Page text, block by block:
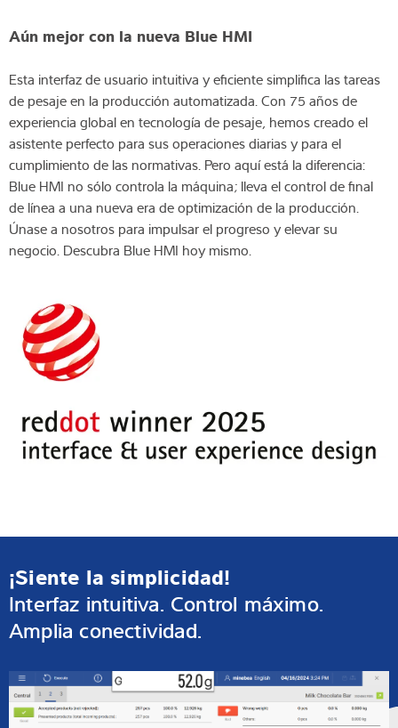
Aún mejor con la nueva Blue HMI
Esta interfaz de usuario intuitiva y eficiente simplifica las tareas
de pesaje en la producción automatizada. Con 75 años de
experiencia global en tecnología de pesaje, hemos creado el
asistente perfecto para sus operaciones diarias y para el
cumplimiento de las normativas. Pero aquí está la diferencia:
Blue HMI no sólo controla la máquina; lleva el control de final
de línea a una nueva era de optimización de la producción.
Únase a nosotros para impulsar el progreso y elevar su
negocio. Descubra Blue HMI hoy mismo.
¡Siente la simplicidad!
Interfaz intuitiva. Control máximo.
Amplia conectividad.